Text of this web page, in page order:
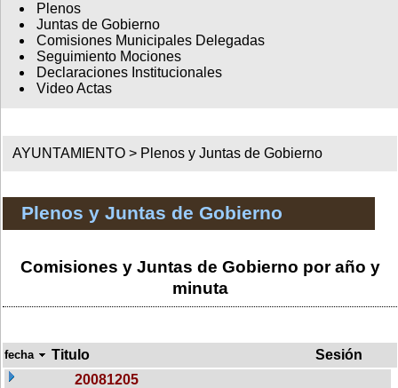
Plenos
Juntas de Gobierno
Comisiones Municipales Delegadas
Seguimiento Mociones
Declaraciones Institucionales
Video Actas
AYUNTAMIENTO > Plenos y Juntas de Gobierno
Plenos y Juntas de Gobierno
Comisiones y Juntas de Gobierno por año y
minuta
fecha Titulo
Sesión
20081205